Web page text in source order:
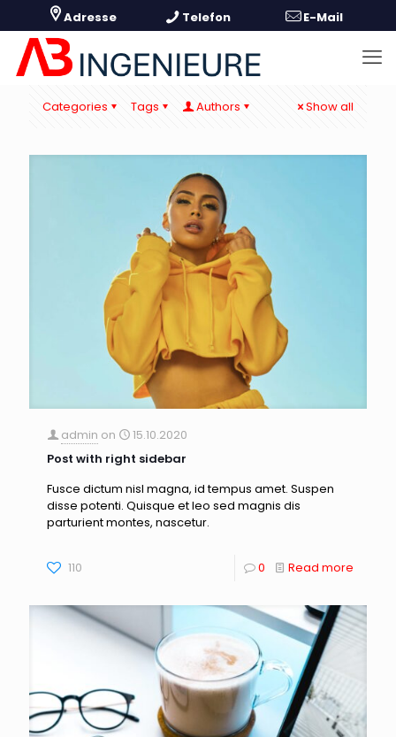
Categories Tags Authors Show all
admin on
15.10.2020
Post with right sidebar
Fusce dictum nisl magna, id tempus amet. Suspen
disse potenti. Quisque et leo sed magnis dis
parturient montes, nascetur.
110 0 Read more